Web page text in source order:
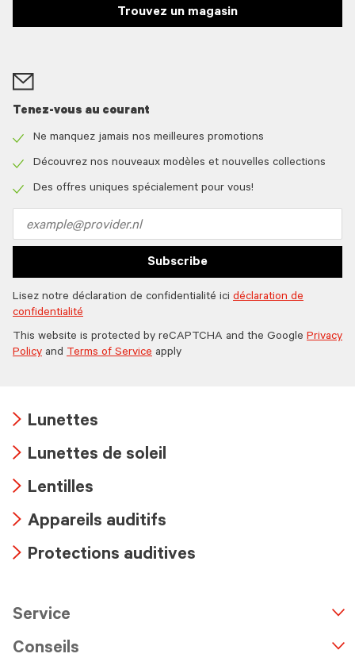
Trouvez un magasin
Tenez-vous au courant
icon
Ne manquez jamais nos meilleures promotions
icon
Découvrez nos nouveaux modèles et nouvelles collections
Des offres uniques spécialement pour vous!
address
Subscribe
Lisez notre déclaration de confidentialité ici déclaration de
confidentialité
This website is protected by reCAPTCHA and the Google Privacy
Policy and Terms of Service apply
icon
Lunettes
icon
Lunettes de soleil
icon
Lentilles
icon
Appareils auditifs
Protections auditives
Service
Conseils